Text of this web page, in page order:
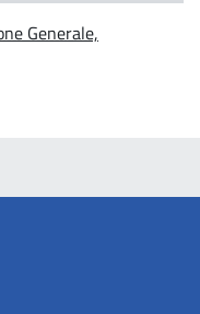
Generale,